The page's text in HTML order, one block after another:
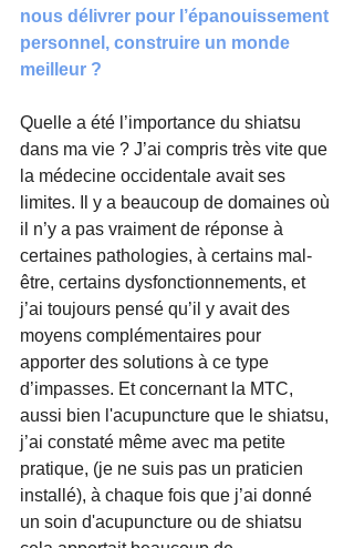
nous délivrer pour l’épanouissement
personnel, construire un monde
meilleur ?
Quelle a été l’importance du shiatsu
dans ma vie ? J’ai compris très vite que
la médecine occidentale avait ses
limites. Il y a beaucoup de domaines où
il n’y a pas vraiment de réponse à
certaines pathologies, à certains mal-
être, certains dysfonctionnements, et
j’ai toujours pensé qu’il y avait des
moyens complémentaires pour
apporter des solutions à ce type
d’impasses. Et concernant la MTC,
aussi bien l'acupuncture que le shiatsu,
j’ai constaté même avec ma petite
pratique, (je ne suis pas un praticien
installé), à chaque fois que j’ai donné
un soin d'acupuncture ou de shiatsu